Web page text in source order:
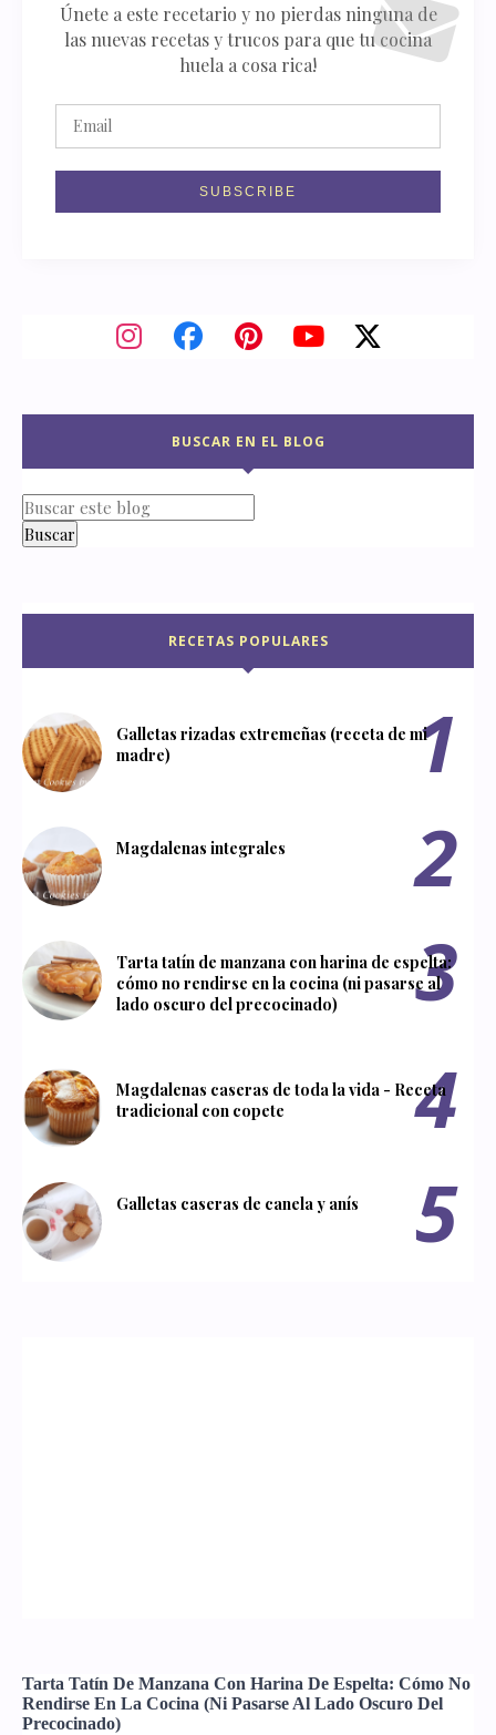
Únete a este recetario y no pierdas ninguna de
las nuevas recetas y trucos para que tu cocina
huela a cosa rica!
BUSCAR EN EL BLOG
RECETAS POPULARES
Galletas rizadas extremeñas (receta de mi
madre)
Magdalenas integrales
Tarta tatín de manzana con harina de espelta:
cómo no rendirse en la cocina (ni pasarse al
lado oscuro del precocinado)
Magdalenas caseras de toda la vida - Receta
tradicional con copete
Galletas caseras de canela y anís
Tarta Tatín De Manzana Con Harina De Espelta: Cómo No
Rendirse En La Cocina (ni Pasarse Al Lado Oscuro Del
Precocinado)